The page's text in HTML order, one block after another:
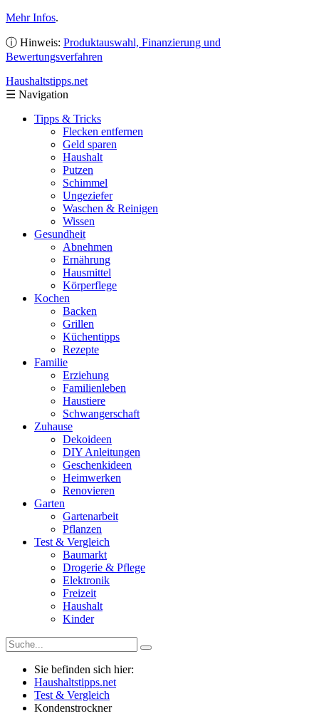
Mehr Infos.
ⓘ Hinweis: Produktauswahl, Finanzierung und
Bewertungsverfahren
Haushaltstipps.net
☰ Navigation
Tipps & Tricks
Flecken entfernen
Geld sparen
Haushalt
Putzen
Schimmel
Ungeziefer
Waschen & Reinigen
Wissen
Gesundheit
Abnehmen
Ernährung
Hausmittel
Körperflege
Kochen
Backen
Grillen
Küchentipps
Rezepte
Familie
Erziehung
Familienleben
Haustiere
Schwangerschaft
Zuhause
Dekoideen
DIY Anleitungen
Geschenkideen
Heimwerken
Renovieren
Garten
Gartenarbeit
Pflanzen
Test & Vergleich
Baumarkt
Drogerie & Pflege
Elektronik
Freizeit
Haushalt
Kinder
Sie befinden sich hier:
Haushaltstipps.net
Test & Vergleich
Kondenstrockner